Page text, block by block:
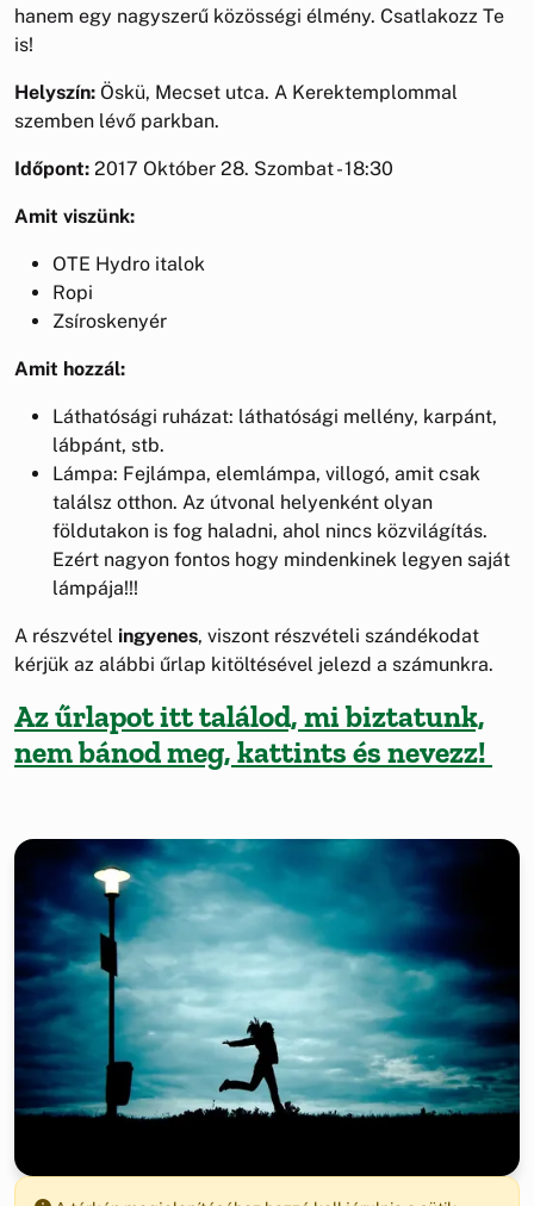
hanem egy nagyszerű közösségi élmény. Csatlakozz Te
is!
Helyszín: Öskü, Mecset utca. A Kerektemplommal
szemben lévő parkban.
Időpont: 2017 Október 28. Szombat - 18:30
Amit viszünk:
OTE Hydro italok
Ropi
Zsíroskenyér
Amit hozzál:
Láthatósági ruházat: láthatósági mellény, karpánt,
lábpánt, stb.
Lámpa: Fejlámpa, elemlámpa, villogó, amit csak
találsz otthon. Az útvonal helyenként olyan
földutakon is fog haladni, ahol nincs közvilágítás.
Ezért nagyon fontos hogy mindenkinek legyen saját
lámpája!!!
A részvétel ingyenes, viszont részvételi szándékodat
kérjük az alábbi űrlap kitöltésével jelezd a számunkra.
Az űrlapot itt találod, mi biztatunk,
nem bánod meg, kattints és nevezz!